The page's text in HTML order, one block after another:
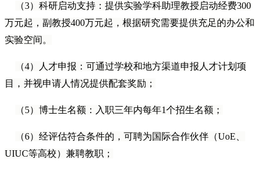
（3）科研启动支持：提供实验学科助理教授启动经费300
万元起，副教授400万元起，根据研究需要提供充足的办公和
实验空间。
（4）人才申报：可通过学校和地方渠道申报人才计划项
目，并视申请人情况提供配套奖励；
（5）博士生名额：入职三年内每年1个招生名额；
（6）经评估符合条件的，可聘为国际合作伙伴（UoE、
UIUC等高校）兼聘教职；